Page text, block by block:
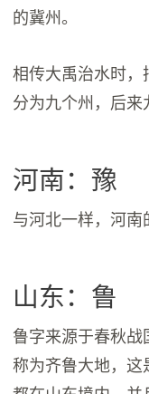
的冀州。
相传大禹治水时，
分为九个州，后来
河南：豫
与河北一样，河南
山东：鲁
鲁字来源于春秋战
称为齐鲁大地，这